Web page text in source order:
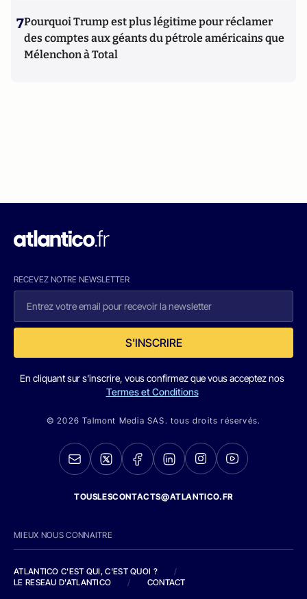
7Pourquoi Trump est plus légitime pour réclamer
des comptes aux géants du pétrole américains que
Mélenchon à Total
RECEVEZ NOTRE NEWSLETTER
S'INSCRIRE
En cliquant sur s'inscrire, vous confirmez que vous acceptez nos
Termes et Conditions
© 2026 Talmont Media SAS. tous droits réservés.
TOUSLESCONTACTS@ATLANTICO.FR
MIEUX NOUS CONNAITRE
ATLANTICO C'EST QUI, C'EST QUOI ?
/
LE RESEAU D'ATLANTICO
/ CONTACT